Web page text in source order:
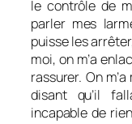
le contrôle de
parler mes
puisse les
moi, on m’a
rassurer. On
disant qu’il
incapable de